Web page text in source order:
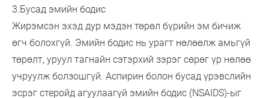
3.Бусад эмийн бодис
Жирэмсэн эхэд дур мэдэн төрөл бүрийн эм бичиж
өгч болохгүй. Эмийн бодис нь урагт нөлөөлж амьгүй
төрөлт, уруул тагнайн сэтэрхий зэрэг сөрөг үр нөлөө
учруулж болзошгүй. Аспирин болон бусад үрэвслийн
эсрэг стеройд агуулаагүй эмийн бодис (NSAIDS)-ыг